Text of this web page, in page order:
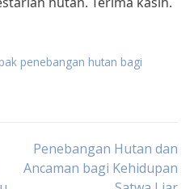
penebangan hutan bagi
Penebangan Hutan dan
Ancaman bagi Kehidupan